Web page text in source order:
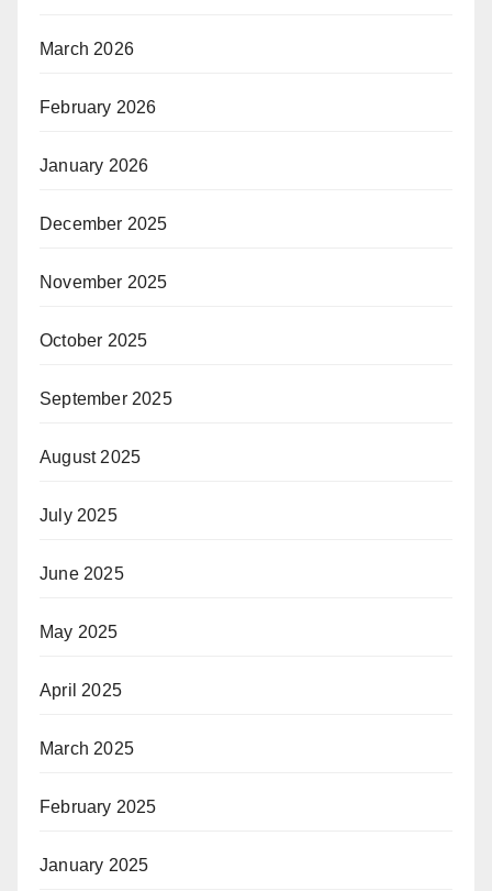
March 2026
February 2026
January 2026
December 2025
November 2025
October 2025
September 2025
August 2025
July 2025
June 2025
May 2025
April 2025
March 2025
February 2025
January 2025